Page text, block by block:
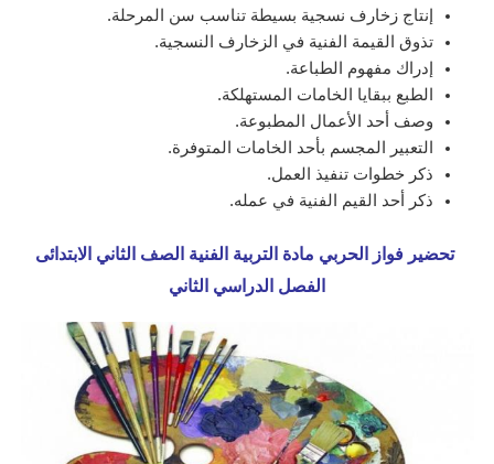
إنتاج زخارف نسجية بسيطة تناسب سن المرحلة.
تذوق القيمة الفنية في الزخارف النسجية.
إدراك مفهوم الطباعة.
الطبع ببقايا الخامات المستهلكة.
وصف أحد الأعمال المطبوعة.
التعبير المجسم بأحد الخامات المتوفرة.
ذكر خطوات تنفيذ العمل.
ذكر أحد القيم الفنية في عمله.
تحضير فواز الحربي مادة التربية الفنية الصف الثاني الابتدائى
الفصل الدراسي الثاني